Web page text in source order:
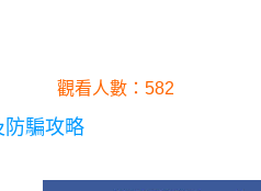
觀看人數：582
防騙攻略